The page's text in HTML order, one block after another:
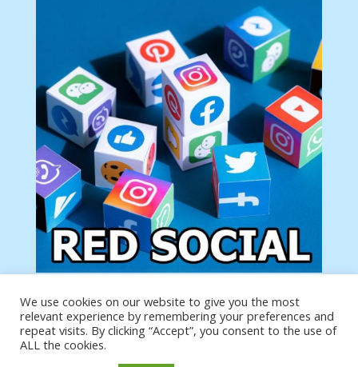
Tu anuncio va aquí
Podemos poner tu anuncio aquí con un link de tu
producto o página
We use cookies on our website to give you the most
relevant experience by remembering your preferences and
repeat visits. By clicking “Accept”, you consent to the use of
ALL the cookies.